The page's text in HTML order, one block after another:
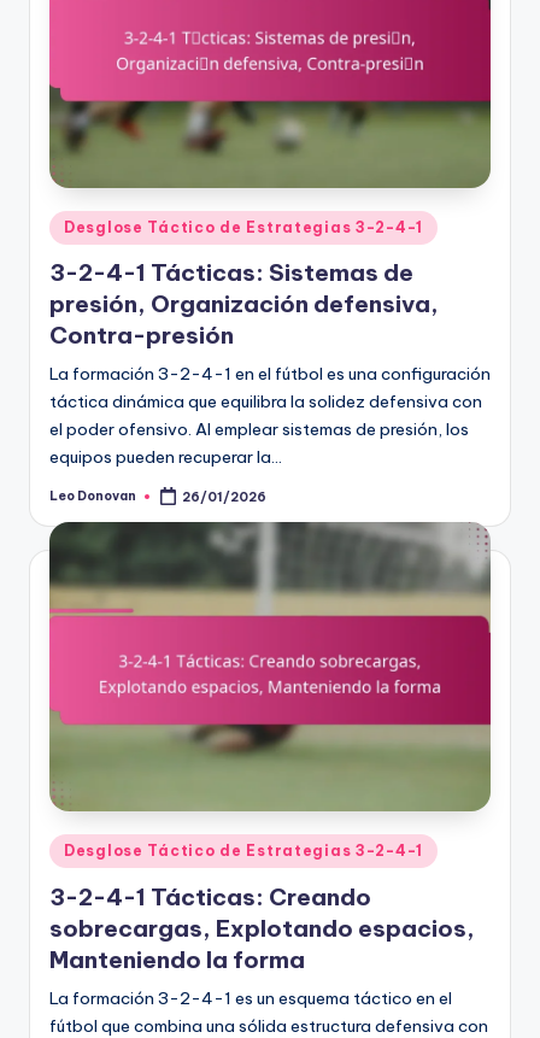
Posted
in
Desglose Táctico de Estrategias 3-2-4-1
3-2-4-1 Tácticas: Sistemas de
presión, Organización defensiva,
Contra-presión
La formación 3-2-4-1 en el fútbol es una configuración
táctica dinámica que equilibra la solidez defensiva con
el poder ofensivo. Al emplear sistemas de presión, los
equipos pueden recuperar la…
Posted
Leo Donovan 26/01/2026
Posted
in
Desglose Táctico de Estrategias 3-2-4-1
3-2-4-1 Tácticas: Creando
sobrecargas, Explotando espacios,
Manteniendo la forma
La formación 3-2-4-1 es un esquema táctico en el
fútbol que combina una sólida estructura defensiva con